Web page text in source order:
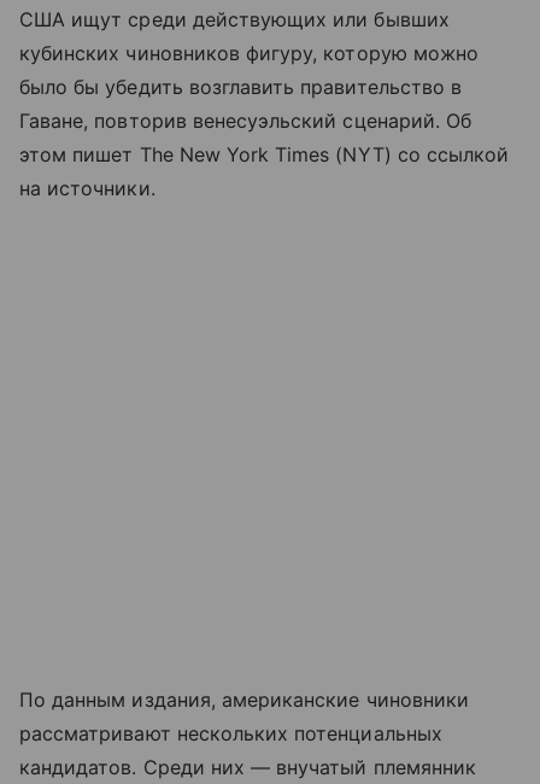
США ищут среди действующих или бывших
кубинских чиновников фигуру, которую можно
было бы убедить возглавить правительство в
Гаване, повторив венесуэльский сценарий. Об
этом пишет The New York Times (NYT) со ссылкой
на источники.
По данным издания, американские чиновники
рассматривают нескольких потенциальных
кандидатов. Среди них — внучатый племянник